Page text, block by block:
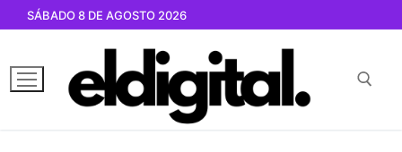
contenido
SÁBADO 8 DE AGOSTO 2026